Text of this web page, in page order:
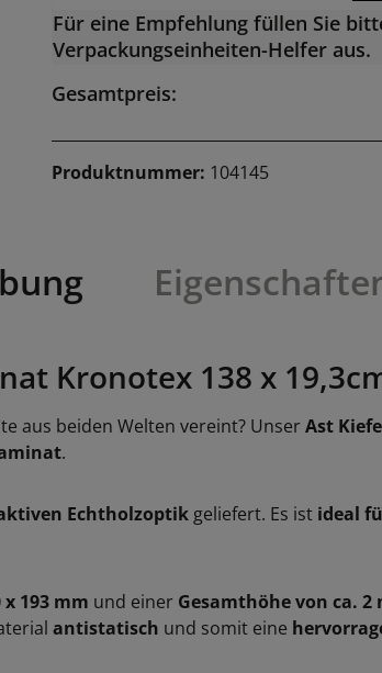
Für eine Empfehlung füllen Sie
Verpackungseinheiten-Helfer aus.
Gesamtpreis:
Produktnummer: 104145
Kronotex 138 x
aus beiden Welten vereint? UnserAst
.
Echtholzoptik geliefert. Es ist ideal
x 193 mm und einer Gesamthöhe von ca. 2
antistatisch und somit eine